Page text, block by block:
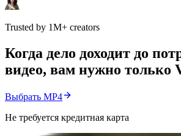
Trusted by 1M+ creators
Когда дело доходит до
видео, вам нужно только
Выбрать MP4
Не требуется кредитная карта